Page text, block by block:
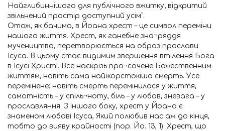
Найглибиннішого для публічного вжитку; відкритий
звільнений простір доступний усім”.
Отож, як бачимо, в Йоана хрест – це символ переміни
нашого життя. Хрест, як ганебне зна¬ряддя
мучеництва, перетворюється на образ прослави
Ісуса. В цьому стає видимим звершення втілення Бога
в Ісусі Христі. Все наскрізь про¬сочене Божественним
життям, навіть сама найжорстокіша смерть. Усе
перемінене: навіть смерть перемінилася у життя,
самотність – у спіль¬ноту, біль – у любов, зневага – у
прославляння. З іншого боку, хрест у Йоана є
знаменом любові Ісуса, Який полюбив нас аж до кінця,
тобто до вияву крайності (пор. Йо. 13, 1). Хрест, що